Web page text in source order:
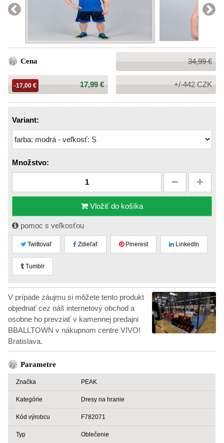
Cena
Bežná
cena:
34,99 €
Cena:
17,99 €
-17,00 € +/-442 CZK
Variant:
Množstvo:
Vložiť do košíka
pomoc s veľkosťou
Twittovať Zdieľať Pinerest LinkedIn
Tumblr
V prípade záujmu si môžete tento produkt
objednať cez náš internetový obchod a
osobne ho prevziať v kamennej predajni
BBALLTOWN v nákupnom centre VIVO!
Bratislava.
Parametre
Značka PEAK
Kategórie Dresy na hranie
Kód výrobcu F782071
Typ Oblečenie